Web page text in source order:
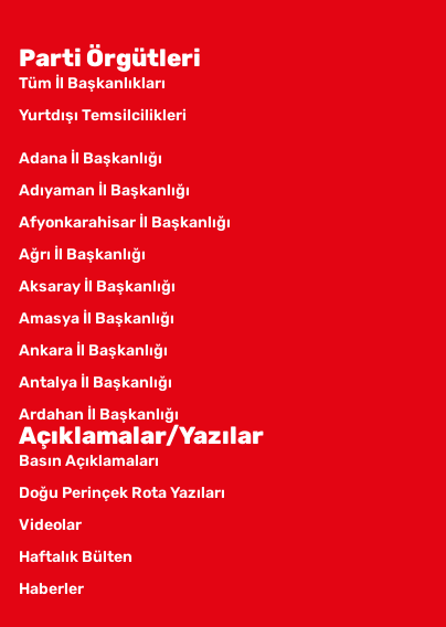
Parti Örgütleri
Tüm İl Başkanlıkları
Yurtdışı Temsilcilikleri
Adana İl Başkanlığı
Adıyaman İl Başkanlığı
Afyonkarahisar İl Başkanlığı
Ağrı İl Başkanlığı
Aksaray İl Başkanlığı
Amasya İl Başkanlığı
Ankara İl Başkanlığı
Antalya İl Başkanlığı
Ardahan İl Başkanlığı
Artvin İl Başkanlığı
Açıklamalar/Yazılar
Basın Açıklamaları
Doğu Perinçek Rota Yazıları
Videolar
Haftalık Bülten
Haberler